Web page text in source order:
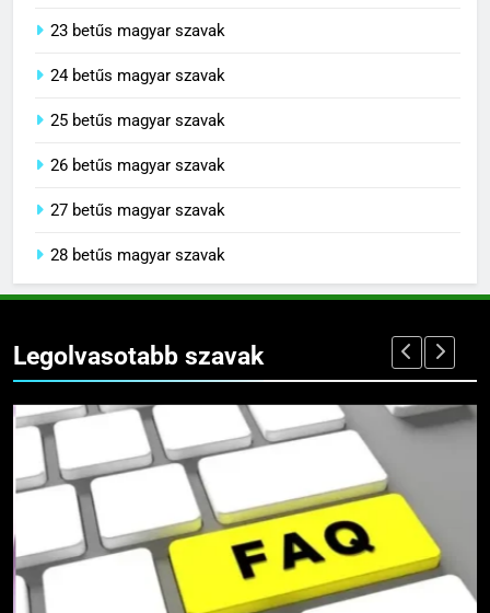
23 betűs magyar szavak
24 betűs magyar szavak
25 betűs magyar szavak
26 betűs magyar szavak
27 betűs magyar szavak
28 betűs magyar szavak
Legolvasotabb szavak